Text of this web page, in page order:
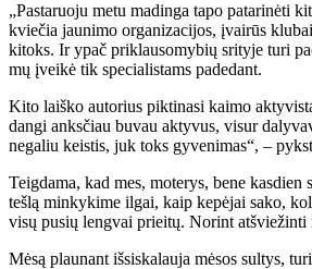
„Pas­ta­ruo­ju me­tu ma­din­ga ta­po pa­ta­ri­nė­ti
kvie­čia jau­ni­mo or­ga­ni­za­ci­jos, įvai­rūs
ki­toks. Ir ypač pri­klau­so­my­bių sri­ty­je tu­ri
mų įvei­kė tik spe­cia­lis­tams pa­de­dant.
Ki­to laiš­ko au­to­rius pik­ti­na­si kai­mo
dan­gi anks­čiau bu­vau ak­ty­vus, vi­sur
ne­ga­liu keis­tis, juk toks gy­ve­ni­mas“, –
Teig­da­ma, kad mes, mo­te­rys, be­ne
teš­lą min­ky­ki­me il­gai, kaip ke­pė­jai sa­ko,
vi­sų pu­sių leng­vai pri­ei­tų. No­rint at­švie­žin­ti
Mė­są plau­nant iš­si­ska­lau­ja mė­sos sul­tys,